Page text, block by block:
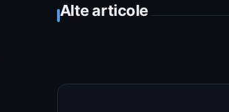
Alte articole